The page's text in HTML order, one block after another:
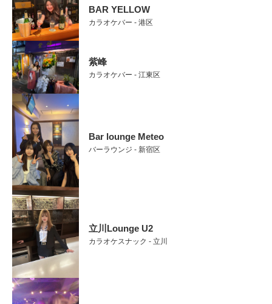
BAR YELLOW
カラオケバー - 港区
紫峰
カラオケバー - 江東区
Bar lounge Meteo
バーラウンジ - 新宿区
立川Lounge U2
カラオケスナック - 立川